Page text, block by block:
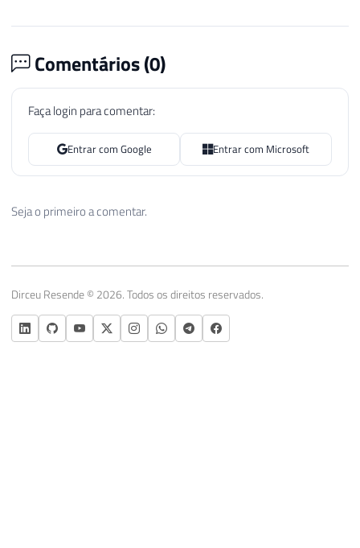
Comentários (0)
Faça login para comentar:
Entrar com Google Entrar com Microsoft
Seja o primeiro a comentar.
Dirceu Resende © 2026. Todos os direitos reservados.